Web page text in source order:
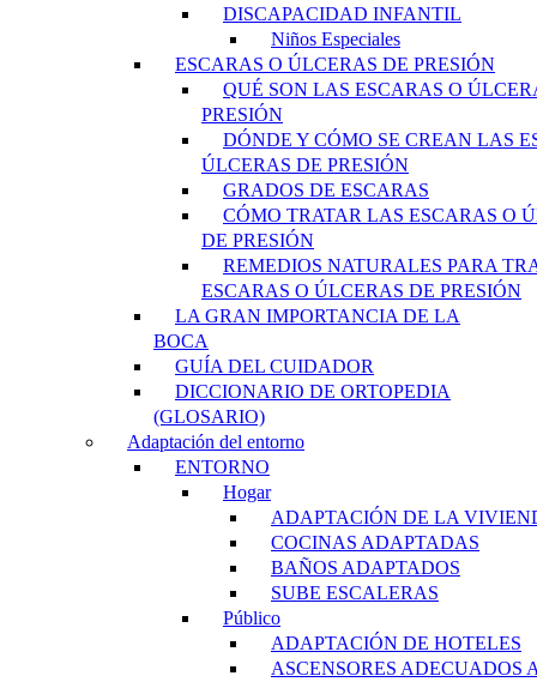
DISCAPACIDAD INFANTIL
Niños Especiales
ESCARAS O ÚLCERAS DE PRESIÓN
QUÉ SON LAS ESCARAS O
PRESIÓN
DÓNDE Y CÓMO SE CREAN LAS
ÚLCERAS DE PRESIÓN
GRADOS DE ESCARAS
CÓMO TRATAR LAS ESCARAS O
DE PRESIÓN
REMEDIOS NATURALES PARA
ESCARAS O ÚLCERAS DE PRESIÓN
LA GRAN IMPORTANCIA DE LA
BOCA
GUÍA DEL CUIDADOR
DICCIONARIO DE ORTOPEDIA
(GLOSARIO)
Adaptación del entorno
ENTORNO
Hogar
ADAPTACIÓN DE LA
COCINAS ADAPTADAS
BAÑOS ADAPTADOS
SUBE ESCALERAS
Público
ADAPTACIÓN DE HOTELES
ASCENSORES ADECUADOS